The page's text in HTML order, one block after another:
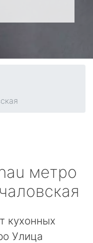
метро
кухонных
Улица